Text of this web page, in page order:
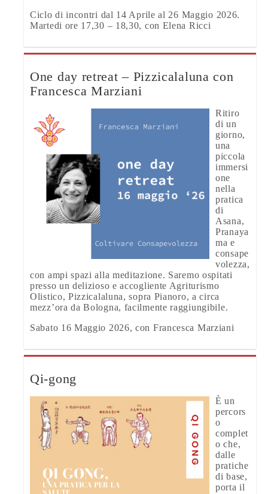
Ciclo di incontri dal 14 Aprile al 26 Maggio 2026.
Martedi ore 17,30 – 18,30, con Elena Ricci
One day retreat – Pizzicalaluna con
Francesca Marziani
Ritiro
di un
giorno,
una
piccola
immersi
one
nella
pratica
di
Asana,
Pranaya
ma e
consape
volezza,
con ampi spazi alla meditazione. Saremo ospitati
presso un delizioso e accogliente Agriturismo
Olistico, Pizzicalaluna, sopra Pianoro, a circa
mezz’ora da Bologna, facilmente raggiungibile.
Sabato 16 Maggio 2026, con Francesca Marziani
Qi-gong
È un
percors
o
complet
o che,
dalle
pratiche
di base,
porta il